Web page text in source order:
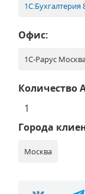
Офис:
1С-Рарус
Количество
1
Города
Москва